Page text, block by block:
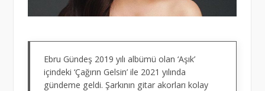
Ebru Gündeş 2019 yılı albümü olan ‘Aşık’
içindeki ‘Çağırın Gelsin’ ile 2021 yılında
gündeme geldi. Şarkının gitar akorları kolay